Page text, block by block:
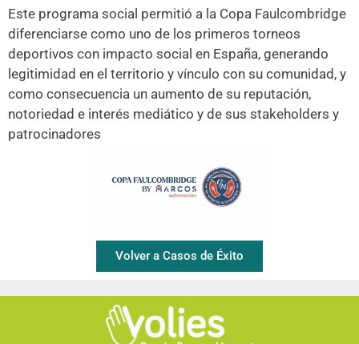
Este programa social permitió a la Copa Faulcombridge
diferenciarse como uno de los primeros torneos
deportivos con impacto social en España, generando
legitimidad en el territorio y vínculo con su comunidad, y
como consecuencia un aumento de su reputación,
notoriedad e interés mediático y de sus stakeholders y
patrocinadores
Volver a Casos de Éxito